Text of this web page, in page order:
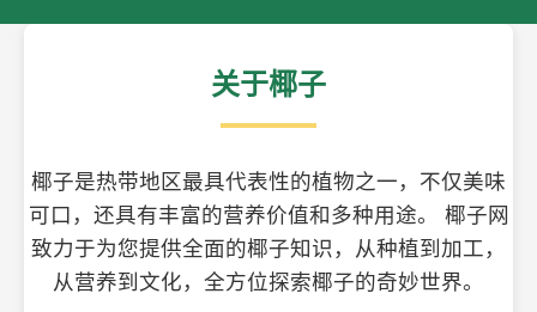
关于椰子
椰子是热带地区最具代表性的植物之一，不仅美味
可口，还具有丰富的营养价值和多种用途。 椰子网
致力于为您提供全面的椰子知识，从种植到加工，
从营养到文化，全方位探索椰子的奇妙世界。